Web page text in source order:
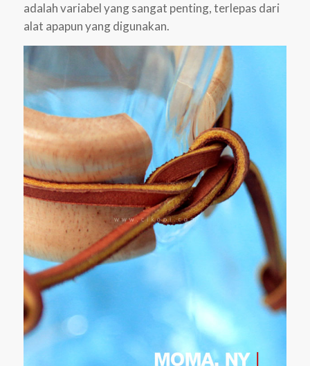
adalah variabel yang sangat penting, terlepas dari
alat apapun yang digunakan.